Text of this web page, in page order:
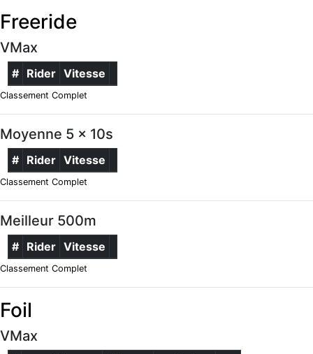
Freeride
VMax
# Rider Vitesse
Classement Complet
Moyenne 5 x 10s
# Rider Vitesse
Classement Complet
Meilleur 500m
# Rider Vitesse
Classement Complet
Foil
VMax